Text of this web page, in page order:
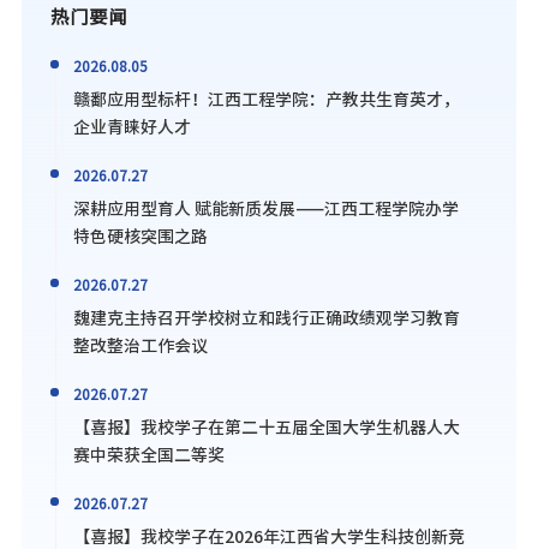
热门要闻
2026.08.05
赣鄱应用型标杆！江西工程学院：产教共生育英才，
企业青睐好人才
2026.07.27
深耕应用型育人 赋能新质发展——江西工程学院办学
特色硬核突围之路
2026.07.27
魏建克主持召开学校树立和践行正确政绩观学习教育
整改整治工作会议
2026.07.27
【喜报】我校学子在第二十五届全国大学生机器人大
赛中荣获全国二等奖
2026.07.27
【喜报】我校学子在2026年江西省大学生科技创新竞